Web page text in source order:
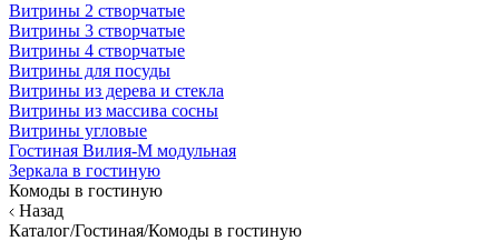
Витрины 2 створчатые
Витрины 3 створчатые
Витрины 4 створчатые
Витрины для посуды
Витрины из дерева и стекла
Витрины из массива сосны
Витрины угловые
Гостиная Вилия-М модульная
Зеркала в гостиную
Комоды в гостиную
Назад
Каталог/Гостиная/Комоды в гостиную